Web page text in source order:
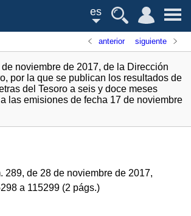
es
anterior siguiente
noviembre de 2017, de la Dirección
por la que se publican los resultados de
del Tesoro a seis y doce meses
las emisiones de fecha 17 de noviembre
289, de 28 de noviembre de 2017,
a 115299 (2 págs.)